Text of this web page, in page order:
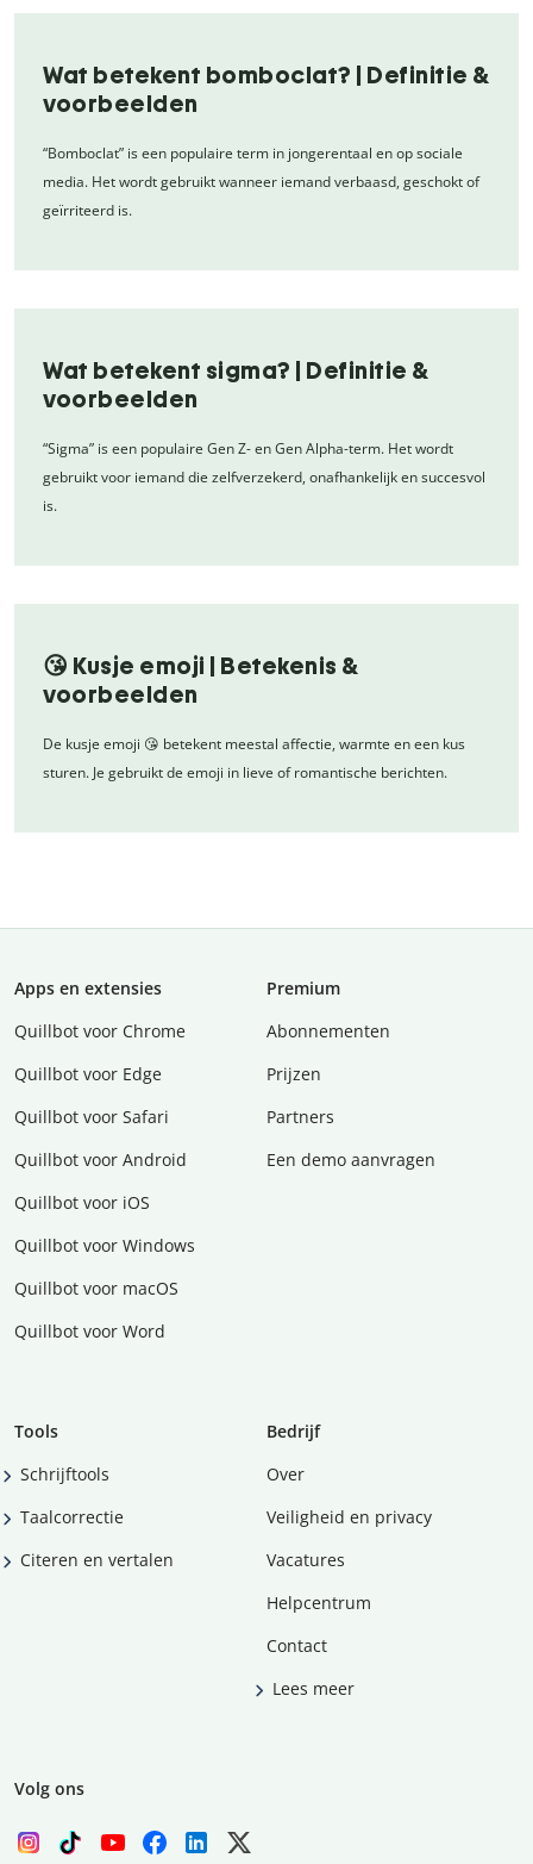
Wat betekent bomboclat? | Definitie &
voorbeelden
“Bomboclat” is een populaire term in jongerentaal en op sociale
media. Het wordt gebruikt wanneer iemand verbaasd, geschokt of
geïrriteerd is.
Wat betekent sigma? | Definitie &
voorbeelden
“Sigma” is een populaire Gen Z- en Gen Alpha-term. Het wordt
gebruikt voor iemand die zelfverzekerd, onafhankelijk en succesvol
is.
😘 Kusje emoji | Betekenis &
voorbeelden
De kusje emoji 😘 betekent meestal affectie, warmte en een kus
sturen. Je gebruikt de emoji in lieve of romantische berichten.
Apps en extensies
Quillbot voor Chrome
Quillbot voor Edge
Quillbot voor Safari
Quillbot voor Android
Quillbot voor iOS
Quillbot voor Windows
Quillbot voor macOS
Quillbot voor Word
Premium
Abonnementen
Prijzen
Partners
Een demo aanvragen
Tools
Schrijftools
Taalcorrectie
Citeren en vertalen
Bedrijf
Over
Veiligheid en privacy
Vacatures
Helpcentrum
Contact
Lees meer
Volg ons